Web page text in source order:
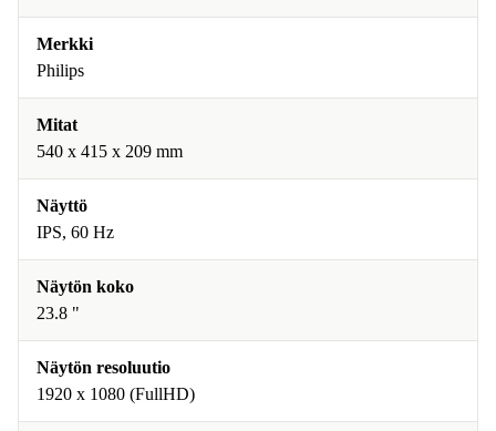
Merkki
Philips
Mitat
540 x 415 x 209 mm
Näyttö
IPS, 60 Hz
Näytön koko
23.8 "
Näytön resoluutio
1920 x 1080 (FullHD)